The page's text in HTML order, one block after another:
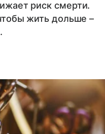
риск смерти.
жить дольше –